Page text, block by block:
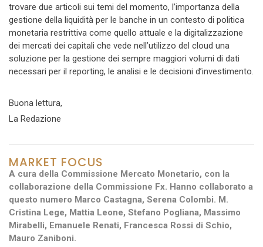
trovare due articoli sui temi del momento, l’importanza della
gestione della liquidità per le banche in un contesto di politica
monetaria restrittiva come quello attuale e la digitalizzazione
dei mercati dei capitali che vede nell’utilizzo del cloud una
soluzione per la gestione dei sempre maggiori volumi di dati
necessari per il reporting, le analisi e le decisioni d’investimento.
Buona lettura,
La Redazione
MARKET FOCUS
A cura della Commissione Mercato Monetario, con la
collaborazione della Commissione Fx. Hanno collaborato a
questo numero Marco Castagna, Serena Colombi. M.
Cristina Lege, Mattia Leone, Stefano Pogliana, Massimo
Mirabelli, Emanuele Renati, Francesca Rossi di Schio,
Mauro Zaniboni.